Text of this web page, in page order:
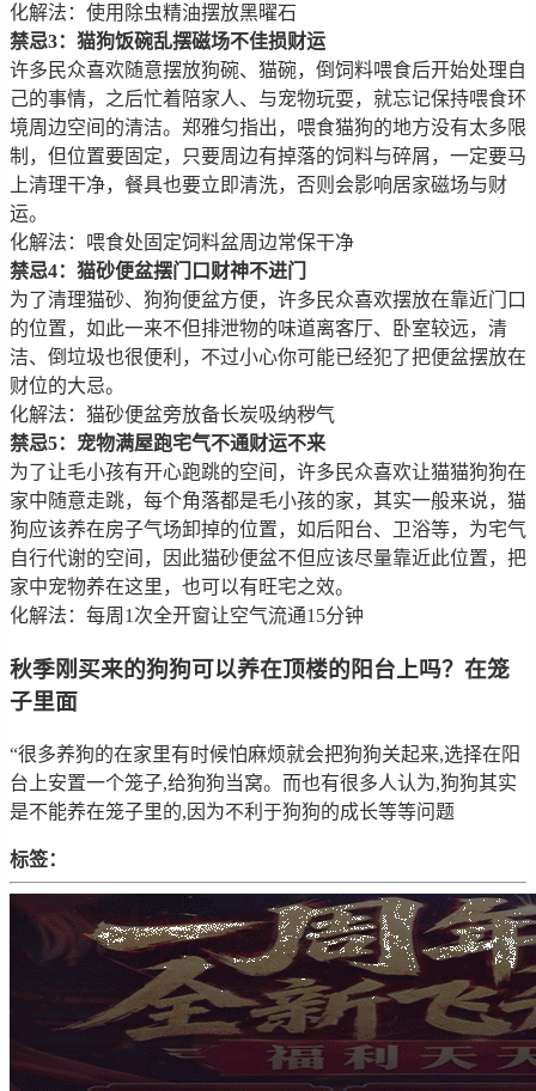
化解法：使用除虫精油摆放黑曜石
禁忌3：猫狗饭碗乱摆磁场不佳损财运
许多民众喜欢随意摆放狗碗、猫碗，倒饲料喂食后开始处理自
己的事情，之后忙着陪家人、与宠物玩耍，就忘记保持喂食环
境周边空间的清洁。郑雅匀指出，喂食猫狗的地方没有太多限
制，但位置要固定，只要周边有掉落的饲料与碎屑，一定要马
上清理干净，餐具也要立即清洗，否则会影响居家磁场与财
运。
化解法：喂食处固定饲料盆周边常保干净
禁忌4：猫砂便盆摆门口财神不进门
为了清理猫砂、狗狗便盆方便，许多民众喜欢摆放在靠近门口
的位置，如此一来不但排泄物的味道离客厅、卧室较远，清
洁、倒垃圾也很便利，不过小心你可能已经犯了把便盆摆放在
财位的大忌。
化解法：猫砂便盆旁放备长炭吸纳秽气
禁忌5：宠物满屋跑宅气不通财运不来
为了让毛小孩有开心跑跳的空间，许多民众喜欢让猫猫狗狗在
家中随意走跳，每个角落都是毛小孩的家，其实一般来说，猫
狗应该养在房子气场卸掉的位置，如后阳台、卫浴等，为宅气
自行代谢的空间，因此猫砂便盆不但应该尽量靠近此位置，把
家中宠物养在这里，也可以有旺宅之效。
化解法：每周1次全开窗让空气流通15分钟
秋季刚买来的狗狗可以养在顶楼的阳台上吗？在笼
子里面
“很多养狗的在家里有时候怕麻烦就会把狗狗关起来,选择在阳
台上安置一个笼子,给狗狗当窝。而也有很多人认为,狗狗其实
是不能养在笼子里的,因为不利于狗狗的成长等等问题
标签：